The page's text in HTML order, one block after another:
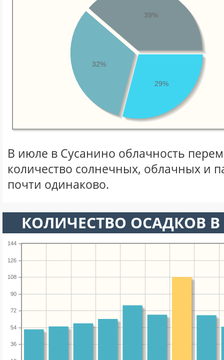
29%
32%
39%
В июле в Сусанино облачность
количество солнечных, облачных и
почти одинаково.
КОЛИЧЕСТВО ОСАДКОВ
36
54
72
90
108
126
144